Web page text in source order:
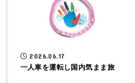
2026.06.17
一人車を運転し国内気まま旅